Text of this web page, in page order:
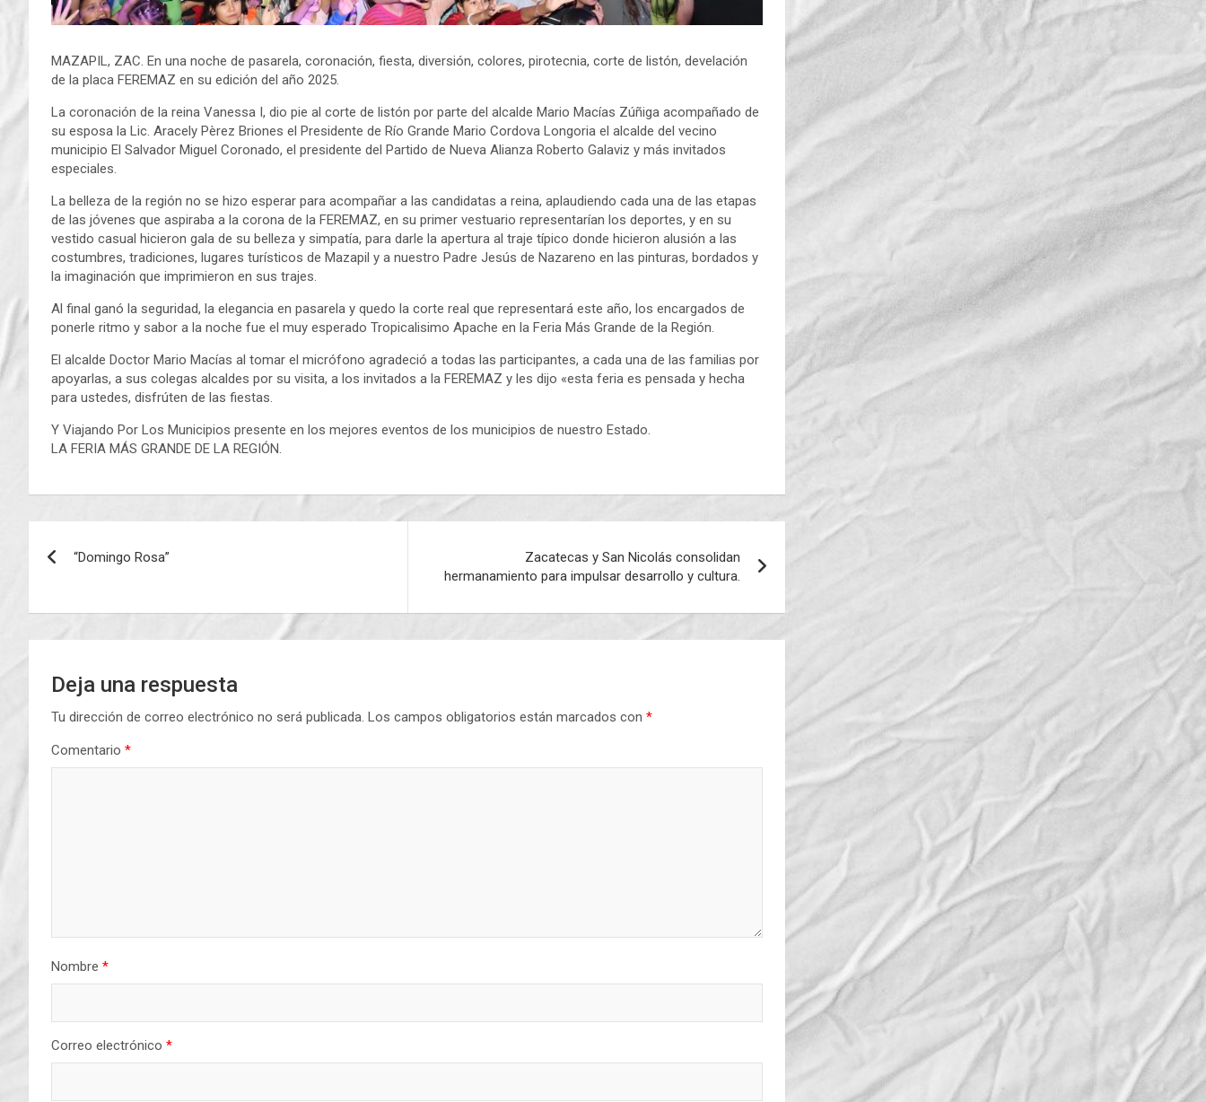
MAZAPIL, ZAC. En una noche de pasarela, coronación, fiesta, diversión, colores, pirotecnia, corte de listón, develación
de la placa FEREMAZ en su edición del año 2025.
La coronación de la reina Vanessa I, dio pie al corte de listón por parte del alcalde Mario Macías Zúñiga acompañado de
su esposa la Lic. Aracely Pèrez Briones el Presidente de Río Grande Mario Cordova Longoria el alcalde del vecino
municipio El Salvador Miguel Coronado, el presidente del Partido de Nueva Alianza Roberto Galaviz y más invitados
especiales.
La belleza de la región no se hizo esperar para acompañar a las candidatas a reina, aplaudiendo cada una de las etapas
de las jóvenes que aspiraba a la corona de la FEREMAZ, en su primer vestuario representarían los deportes, y en su
vestido casual hicieron gala de su belleza y simpatía, para darle la apertura al traje típico donde hicieron alusión a las
costumbres, tradiciones, lugares turísticos de Mazapil y a nuestro Padre Jesús de Nazareno en las pinturas, bordados y
la imaginación que imprimieron en sus trajes.
Al final ganó la seguridad, la elegancia en pasarela y quedo la corte real que representará este año, los encargados de
ponerle ritmo y sabor a la noche fue el muy esperado Tropicalisimo Apache en la Feria Más Grande de la Región.
El alcalde Doctor Mario Macías al tomar el micrófono agradeció a todas las participantes, a cada una de las familias por
apoyarlas, a sus colegas alcaldes por su visita, a los invitados a la FEREMAZ y les dijo «esta feria es pensada y hecha
para ustedes, disfrúten de las fiestas.
Y Viajando Por Los Municipios presente en los mejores eventos de los municipios de nuestro Estado.
LA FERIA MÁS GRANDE DE LA REGIÓN.
de
entradas
“Domingo Rosa”
Zacatecas y San Nicolás consolidan
hermanamiento para impulsar desarrollo y cultura.
Deja una respuesta
Tu dirección de correo electrónico no será publicada. Los campos obligatorios están marcados con *
Comentario *
Nombre *
Correo electrónico *